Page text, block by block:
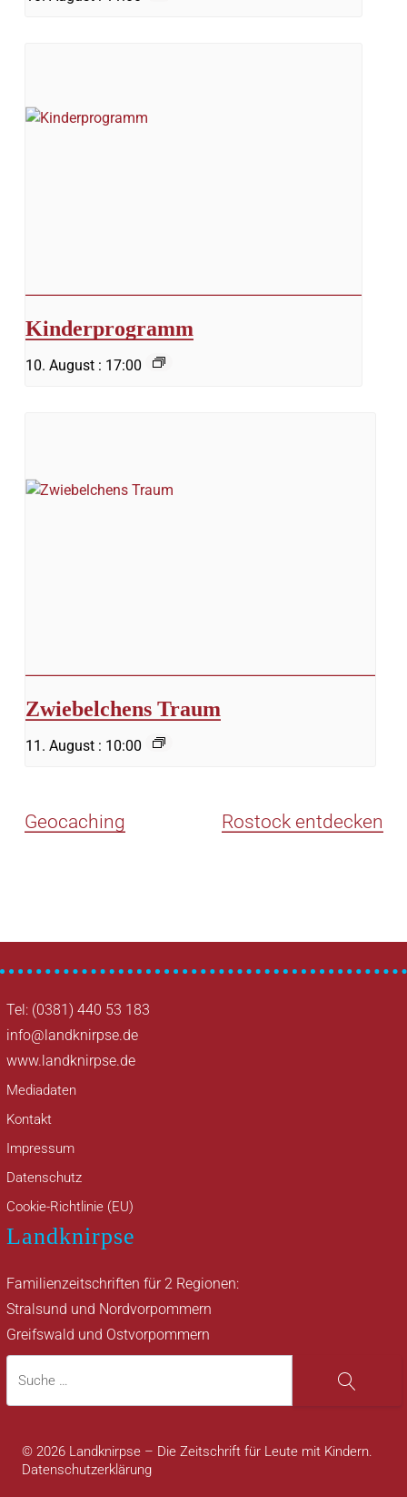
Kinderprogramm
10. August : 17:00
Zwiebelchens Traum
11. August : 10:00
Geocaching Rostock entdecken
Tel: (0381) 440 53 183
info@landknirpse.de
www.landknirpse.de
Mediadaten
Kontakt
Impressum
Datenschutz
Cookie-Richtlinie (EU)
Landknirpse
Familienzeitschriften für 2 Regionen:
Stralsund und Nordvorpommern
Greifswald und Ostvorpommern
Suche
Suche
© 2026 Landknirpse – Die Zeitschrift für Leute mit Kindern.
Datenschutzerklärung